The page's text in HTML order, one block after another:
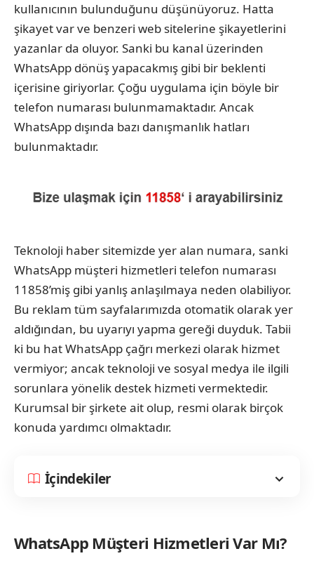
kullanıcının bulunduğunu düşünüyoruz. Hatta
şikayet var ve benzeri web sitelerine şikayetlerini
yazanlar da oluyor. Sanki bu kanal üzerinden
WhatsApp dönüş yapacakmış gibi bir beklenti
içerisine giriyorlar. Çoğu uygulama için böyle bir
telefon numarası bulunmamaktadır. Ancak
WhatsApp dışında bazı danışmanlık hatları
bulunmaktadır.
Teknoloji haber sitemizde yer alan numara, sanki
WhatsApp müşteri hizmetleri telefon numarası
11858’miş gibi yanlış anlaşılmaya neden olabiliyor.
Bu reklam tüm sayfalarımızda otomatik olarak yer
aldığından, bu uyarıyı yapma gereği duyduk. Tabii
ki bu hat WhatsApp çağrı merkezi olarak hizmet
vermiyor; ancak teknoloji ve sosyal medya ile ilgili
sorunlara yönelik destek hizmeti vermektedir.
Kurumsal bir şirkete ait olup, resmi olarak birçok
konuda yardımcı olmaktadır.
İçindekiler
WhatsApp Müşteri Hizmetleri Var Mı?